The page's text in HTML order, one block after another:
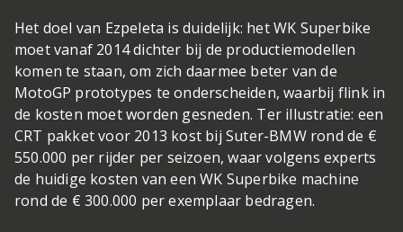
Het doel van Ezpeleta is duidelijk: het WK Superbike
moet vanaf 2014 dichter bij de productiemodellen
komen te staan, om zich daarmee beter van de
MotoGP prototypes te onderscheiden, waarbij flink in
de kosten moet worden gesneden. Ter illustratie: een
CRT pakket voor 2013 kost bij Suter-BMW rond de €
550.000 per rijder per seizoen, waar volgens experts
de huidige kosten van een WK Superbike machine
rond de € 300.000 per exemplaar bedragen.